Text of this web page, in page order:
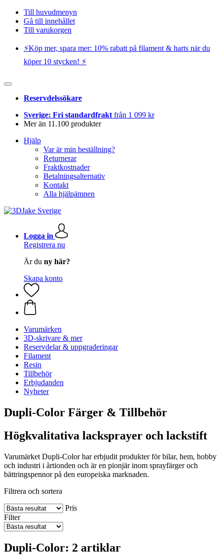
Till huvudmenyn
Gå till innehållet
Till varukorgen
⚡️Köp mer, spara mer: 10% rabatt på filament & harts när du
köper 10 stycken! ⚡️
Reservdelssökare
Sverige: Fri standardfrakt från 1 099 kr
Mer än 11.100 produkter
Hjälp
Var är min beställning?
Returnerar
Fraktkostnader
Betalningsalternativ
Kontakt
Alla hjälpämnen
Logga in
Registrera nu
Är du ny här?
Skapa konto
Varumärken
3D-skrivare & mer
Reservdelar & uppgraderingar
Filament
Resin
Tillbehör
Erbjudanden
Nyheter
Dupli-Color Färger & Tillbehör
Högkvalitativa lacksprayer och lackstift
Varumärket Dupli-Color har erbjudit produkter för bilar, hem, hobby
och industri i årtionden och är en pionjär inom sprayfärger och
bättringspennor på den europeiska marknaden.
Filtrera och sortera
Pris
Filter
Dupli-Color: 2 artiklar